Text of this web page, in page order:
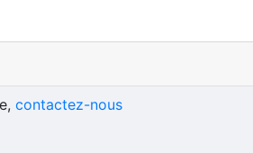
contactez-nous